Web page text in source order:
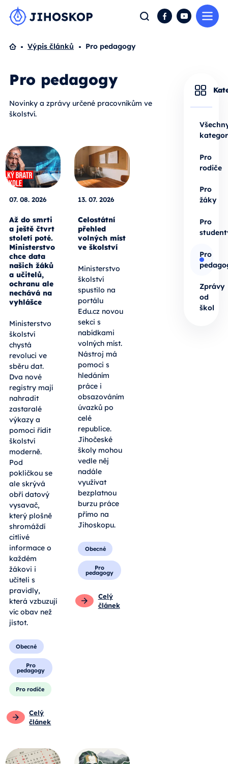
Hledat FacebookYouTube
Domů
Výpis článků Pro pedagogy
Pro pedagogy
Novinky a zprávy určené pracovníkům ve
školství.
07. 08. 2026
Až do smrti
a ještě čtvrt
století poté.
Ministerstvo
chce data
našich žáků
a učitelů,
ochranu ale
nechává na
vyhlášce
Ministerstvo
školství
chystá
revoluci ve
sběru dat.
Dva nové
registry mají
nahradit
zastaralé
výkazy a
pomoci řídit
školství
moderně.
Pod
pokličkou se
ale skrývá
obří datový
vysavač,
který plošně
shromáždí
citlivé
informace o
každém
žákovi i
učiteli s
pravidly,
která vzbuzují
víc obav než
jistot.
Obecné
Pro
pedagogy
Pro rodiče
Celý
článek
13. 07. 2026
Celostátní
přehled
volných míst
ve školství
Ministerstvo
školství
spustilo na
portálu
Edu.cz novou
sekci s
nabídkami
volných míst.
Nástroj má
pomoci s
hledáním
práce i
obsazováním
úvazků po
celé
republice.
Jihočeské
školy mohou
vedle něj
nadále
využívat
bezplatnou
burzu práce
přímo na
Jihoskopu.
Obecné
Pro
pedagogy
Celý
článek
Pro
rodiče
Pro
žáky
Pro
Pro
Zprávy
od
škol